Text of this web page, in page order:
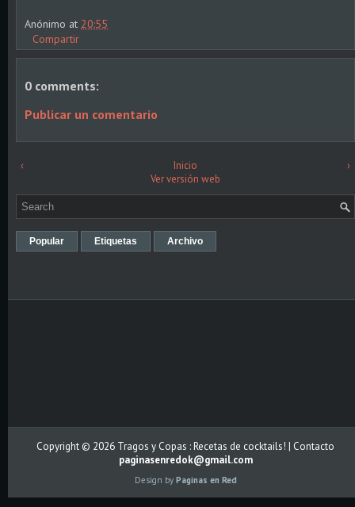
Anónimo at 20:55
Compartir
0 comments:
Publicar un comentario
‹ ›
Inicio
Ver versión web
Popular Etiquetas Archivo
Copyright © 2026 Tragos y Copas : Recetas de cocktails! | Contacto
paginasenredok@gmail.com
Design by Paginas en Red